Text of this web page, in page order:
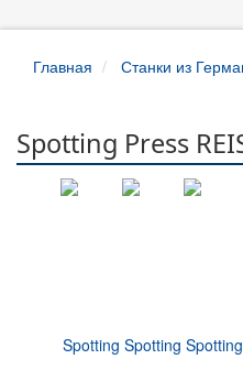
Главная Станки из
Spotting Press